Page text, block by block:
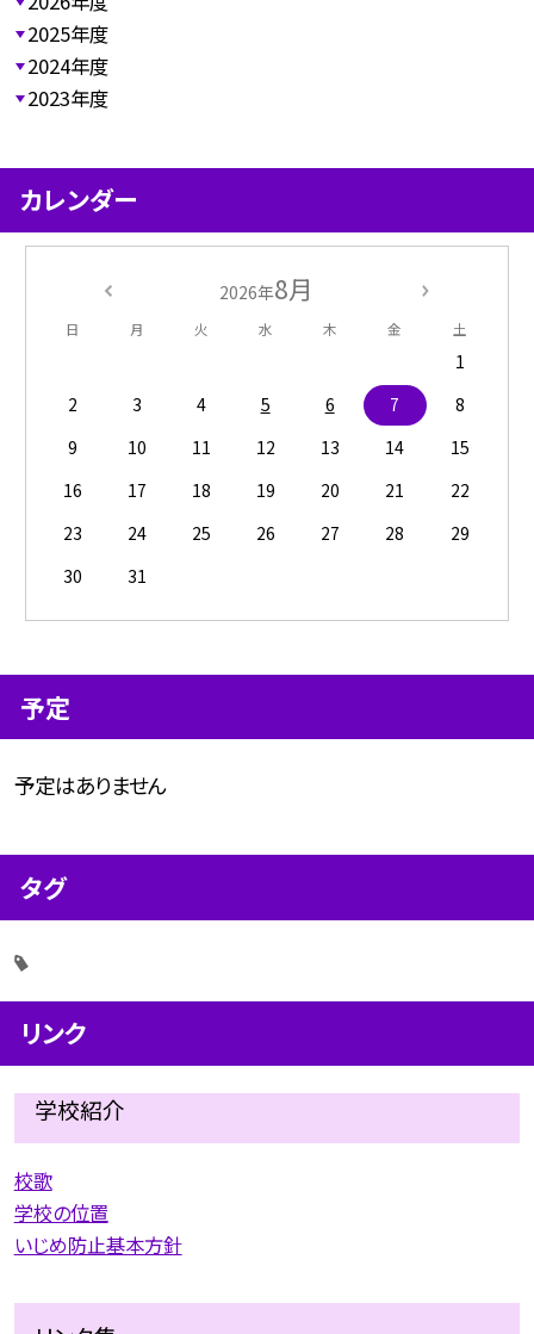
2025年度
2024年度
2023年度
カレンダー
2026年8月
日 月 火 水 木 金 土
1
2
3 4 5 6 7
8
9
10 11 12 13 14
15
16
17 18 19 20 21
22
23
24 25 26 27 28
29
30
31
予定
予定はありません
タグ
リンク
学校紹介
校歌
学校の位置
いじめ防止基本方針